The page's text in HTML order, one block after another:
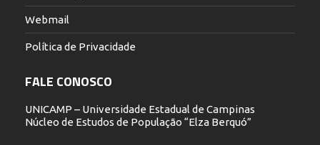
Webmail
Política de Privacidade
FALE CONOSCO
UNICAMP – Universidade Estadual de Campinas
Núcleo de Estudos de População “Elza Berquó”